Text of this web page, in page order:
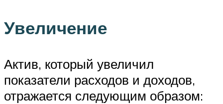
Увеличение
Актив, который увеличил
показатели расходов и доходов,
отражается следующим образом: